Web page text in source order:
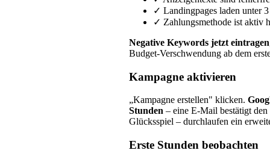
✓ Landingpages laden unter
✓ Zahlungsmethode ist aktiv
Negative Keywords jetzt eintragen
Budget-Verschwendung ab dem
Kampagne aktivieren
„Kampagne erstellen" klicken.
Stunden – eine E-Mail bestätigt
Glücksspiel – durchlaufen ein
Erste Stunden beobachten